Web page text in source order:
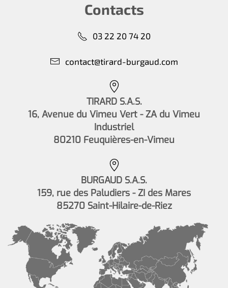
Contacts
03 22 20 74 20
contact@tirard-burgaud.com
TIRARD S.A.S.
16, Avenue du Vimeu Vert - ZA du Vimeu
Industriel
80210 Feuquières-en-Vimeu
BURGAUD S.A.S.
159, rue des Paludiers - ZI des Mares
85270 Saint-Hilaire-de-Riez